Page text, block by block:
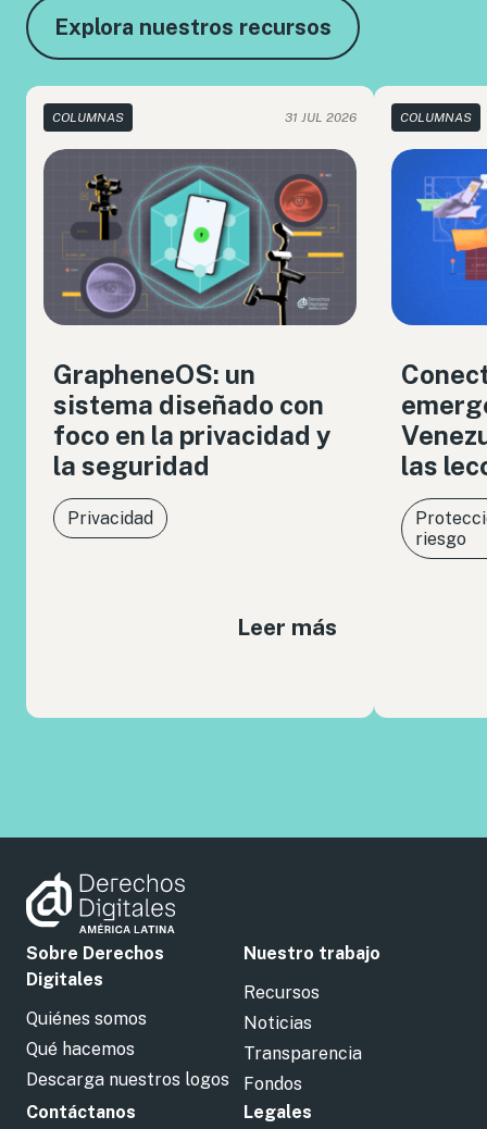
Explora nuestros recursos
COLUMNAS 31 JUL 2026
GrapheneOS: un
sistema diseñado con
foco en la privacidad y
la seguridad
Privacidad
Leer más
COLUMNAS
las
riesgo
Sobre Derechos
Digitales
Quiénes somos
Qué hacemos
Descarga nuestros logos
Nuestro trabajo
Recursos
Noticias
Transparencia
Fondos
Contáctanos
Legales